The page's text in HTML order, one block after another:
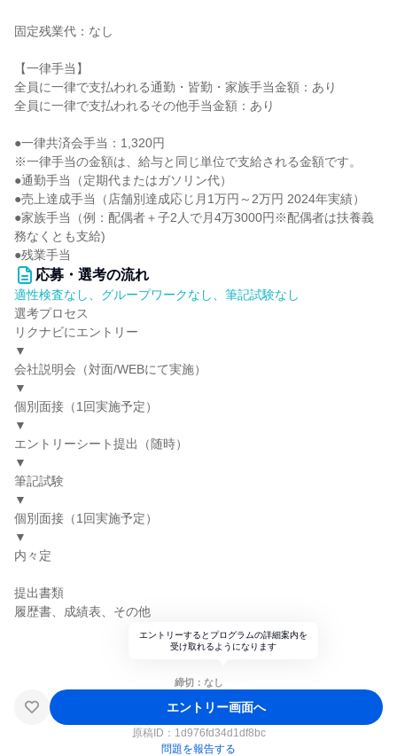
固定残業代：なし
【一律手当】
全員に一律で支払われる通勤・皆勤・家族手当金額：あり
全員に一律で支払われるその他手当金額：あり
●一律共済会手当：1,320円
※一律手当の金額は、給与と同じ単位で支給される金額です。
●通勤手当（定期代またはガソリン代）
●売上達成手当（店舗別達成応じ月1万円～2万円 2024年実績）
●家族手当（例：配偶者＋子2人で月4万3000円※配偶者は扶養義
務なくとも支給)
●残業手当
応募・選考の流れ
適性検査なし、グループワークなし、筆記試験なし
選考プロセス
リクナビにエントリー
▼
会社説明会（対面/WEBにて実施）
▼
個別面接（1回実施予定）
▼
エントリーシート提出（随時）
▼
筆記試験
▼
個別面接（1回実施予定）
▼
内々定
提出書類
履歴書、成績表、その他
エントリーするとプログラムの詳細案内を
受け取れるようになります
締切：なし
エントリー画面へ
原稿ID： 1d976fd34d1df8bc
問題を報告する